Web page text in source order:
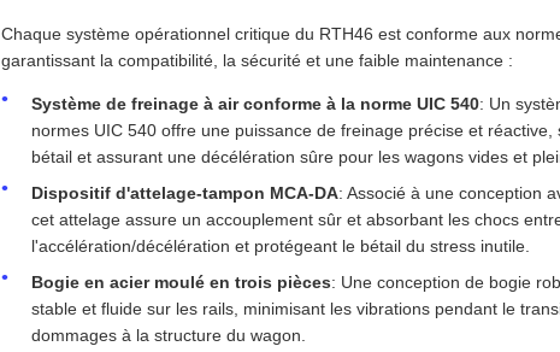
Chaque système opérationnel critique du RTH46 est conforme aux
garantissant la compatibilité, la sécurité et une faible maintenance :
Système de freinage à air conforme à la norme UIC 540: Un
normes UIC 540 offre une puissance de freinage précise et
bétail et assurant une décélération sûre pour les wagons vides et
Dispositif d'attelage-tampon MCA-DA: Associé à une conception
cet attelage assure un accouplement sûr et absorbant les chocs
l'accélération/décélération et protégeant le bétail du stress inutile.
Bogie en acier moulé en trois pièces: Une conception de bogie
stable et fluide sur les rails, minimisant les vibrations pendant le
dommages à la structure du wagon.